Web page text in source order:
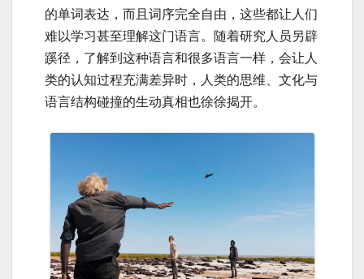
的单词表达，而且词序完全自由，这些都让人们
难以学习甚至理解这门语言。随着研究人员另辟
蹊径，了解到这种语言和很多语言一样，会让人
类的认知过程充满差异时，人类的思维、文化与
语言结构碰撞的生动真相也徐徐揭开。